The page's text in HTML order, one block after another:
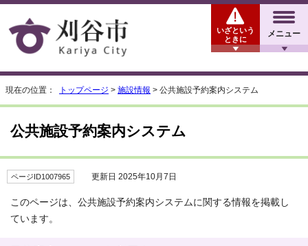
メニュー
いざという
ときに
現在の位置： トップページ > 施設情報 > 公共施設予約案内システム
公共施設予約案内システム
ページID1007965 更新日 2025年10月7日
このページは、公共施設予約案内システムに関する情報を掲載し
ています。